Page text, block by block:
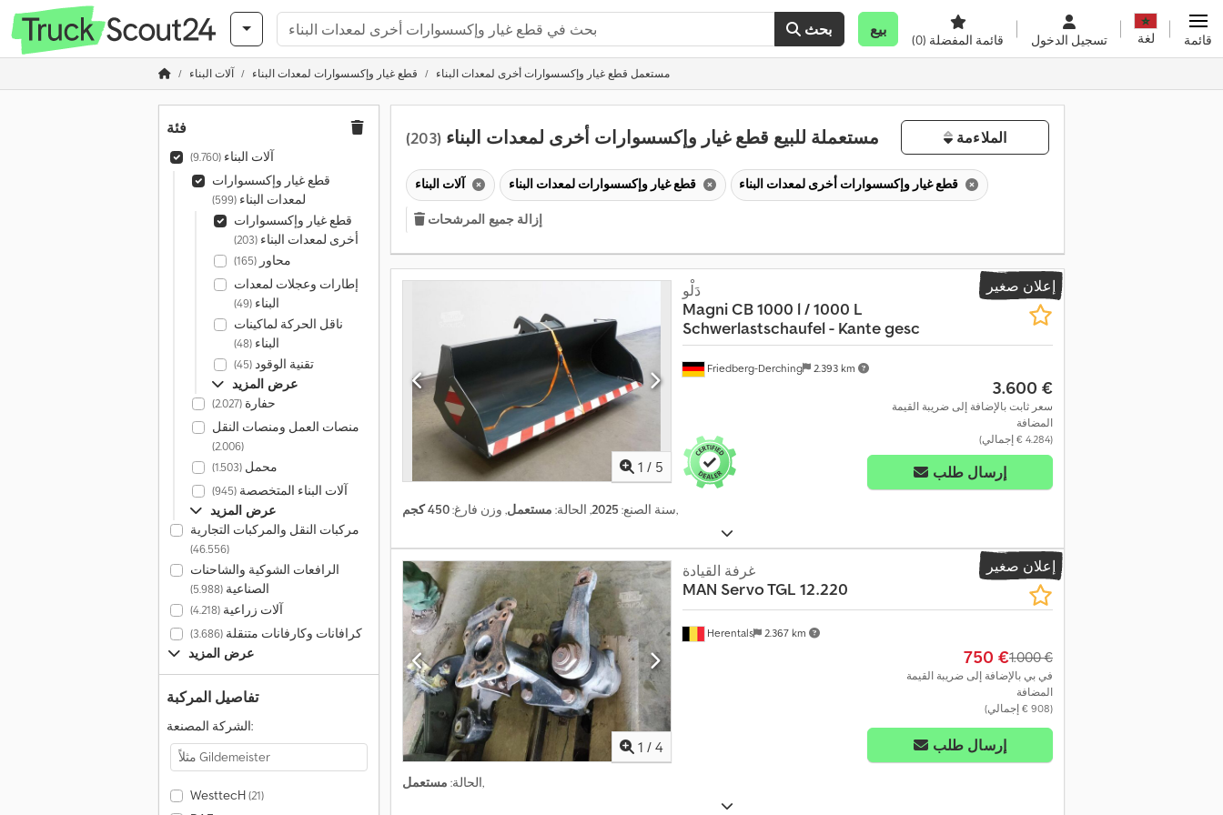
بحث بيع
قائمة المفضلة (0) تسجيل الدخول لغة قائمة
آلات البناء قطع غيار وإكسسوارات لمعدات البناء مستعمل قطع غيار وإكسسوارات أخرى لمعدات البناء
فئة
آلات البناء(9.760)
قطع غيار وإكسسوارات
لمعدات البناء(599)
قطع غيار وإكسسوارات
أخرى لمعدات البناء(203)
محاور(165)
إطارات وعجلات لمعدات
البناء(49)
ناقل الحركة لماكينات
البناء(48)
تقنية الوقود(45)
عرض المزيد
حفارة(2.027)
منصات العمل ومنصات النقل
(2.006)
محمل(1.503)
آلات البناء المتخصصة(945)
عرض المزيد
مركبات النقل والمركبات التجارية
(46.556)
الرافعات الشوكية والشاحنات
الصناعية(5.988)
آلات زراعية(4.218)
كرافانات وكارفانات متنقلة(3.686)
عرض المزيد
تفاصيل المركبة
الشركة المصنعة:
WesttecH(21)
مستعملة للبيع قطع غيار وإكسسوارات أخرى لمعدات البناء (203) الملاءمة
آلات البناء قطع غيار وإكسسوارات لمعدات البناء
إزالة جميع المرشحات
إعلان صغير
1 / 5
Friedberg-Derching 2.393 km
دَلْو
MagniCB 1000 l / 1000 L
Schwerlastschaufel - Kante gesc
‏3.600 €
سعر ثابت بالإضافة إلى ضريبة القيمة
المضافة
(‏4.284 € إجمالي)
إرسال طلب
سنة الصنع: 2025, الحالة: مستعمل, وزن فارغ:450 كجم ,
إعلان صغير
1 / 4
Herentals 2.367 km
غرفة القيادة
MAN Servo TGL 12.220
‏750 € ‏1.000 €
في بي بالإضافة إلى ضريبة القيمة
المضافة
(‏908 € إجمالي)
إرسال طلب
الحالة: مستعمل ,